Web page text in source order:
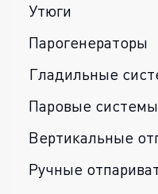
Утюги
Парогенераторы
Гладильные
Паровые
Вертикальные
Ручные